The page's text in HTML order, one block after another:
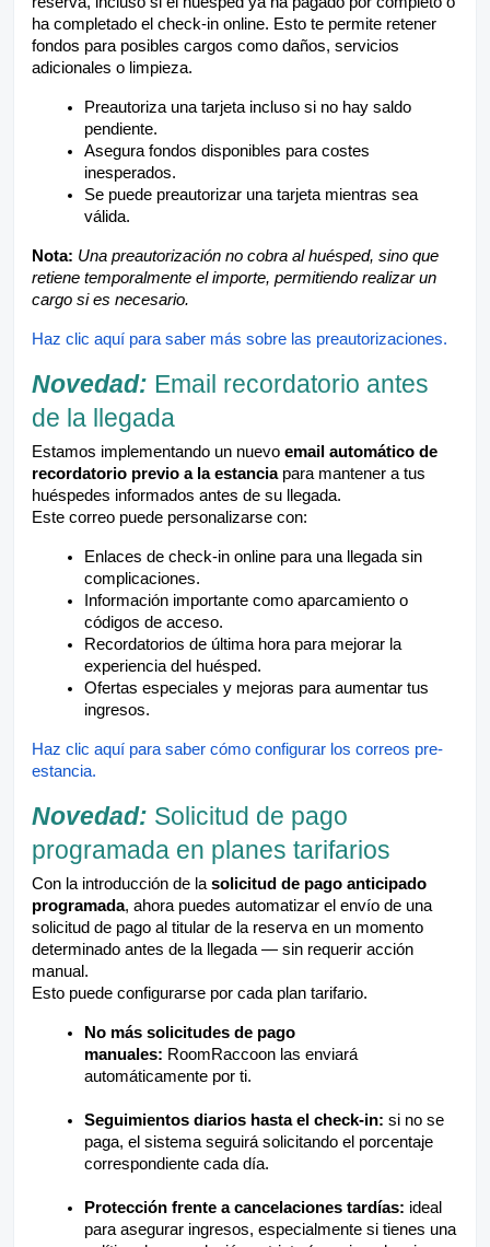
ha completado el check-in online. Esto te permite retener
fondos para posibles cargos como daños, servicios
adicionales o limpieza.
Preautoriza una tarjeta incluso si no hay saldo
pendiente.
Asegura fondos disponibles para costes
inesperados.
Se puede preautorizar una tarjeta mientras sea
válida.
Nota: Una preautorización no cobra al huésped, sino que
retiene temporalmente el importe, permitiendo realizar un
cargo si es necesario.
Haz clic aquí para saber más sobre las preautorizaciones.
Novedad: Email recordatorio antes
de la llegada
Estamos implementando un nuevo email automático de
recordatorio previo a la estanciapara mantener a tus
huéspedes informados antes de su llegada.
Este correo puede personalizarse con:
Enlaces de check-in online para una llegada sin
complicaciones.
Información importante como aparcamiento o
códigos de acceso.
Recordatorios de última hora para mejorar la
experiencia del huésped.
Ofertas especiales y mejoras para aumentar tus
ingresos.
Haz clic aquí para saber cómo configurar los correos pre-
estancia.
Novedad: Solicitud de pago
programada en planes tarifarios
Con la introducción de lasolicitud de pago anticipado
programada, ahora puedes automatizar el envío de una
solicitud de pago al titular de la reserva en un momento
determinado antes de la llegada — sin requerir acción
manual.
Esto puede configurarse por cada plan tarifario.
No más solicitudes de pago
manuales: RoomRaccoon las enviará
automáticamente por ti.
Seguimientos diarios hasta el check-in: si no se
paga, el sistema seguirá solicitando el porcentaje
correspondiente cada día.
Protección frente a cancelaciones tardías: ideal
para asegurar ingresos, especialmente si tienes una